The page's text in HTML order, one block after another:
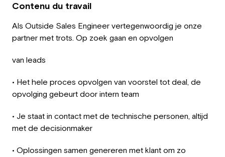
Contenu du travail
Als Outside Sales Engineer vertegenwoordig je onze
partner met trots. Op zoek gaan en opvolgen
van leads
• Het hele proces opvolgen van voorstel tot deal, de
opvolging gebeurt door intern team
• Je staat in contact met de technische personen, altijd
met de decisionmaker
• Oplossingen samen genereren met klant om zo